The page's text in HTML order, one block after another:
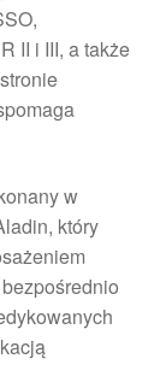
II i III, a także
w
który